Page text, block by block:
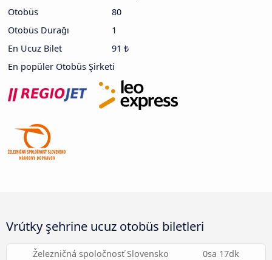
Otobüs
80
Otobüs Durağı
1
En Ucuz Bilet
91 ₺
En popüler Otobüs Şirketi
Vrútky şehrine ucuz otobüs biletleri
Železničná spoločnosť Slovensko 0sa 17dk